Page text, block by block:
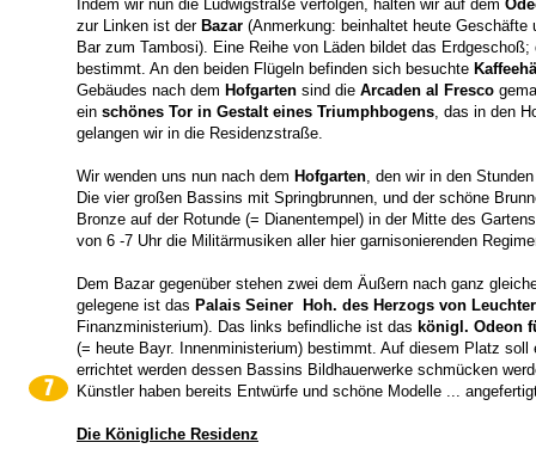
Indem wir nun die Ludwigstraße verfolgen, halten wir auf dem
zur Linken ist der Bazar (Anmerkung: beinhaltet heute Geschäfte
Bar zum Tambosi). Eine Reihe von Läden bildet das
bestimmt. An den beiden Flügeln befinden sich besuchte
Gebäudes nach dem Hofgarten sind die Arcaden al Fresco
ein schönes Tor in Gestalt eines Triumphbogens, das in den
gelangen wir in die Residenzstraße.
Wir wenden uns nun nach dem Hofgarten, den wir in den
Die vier großen Bassins mit Springbrunnen, und der schöne
Bronze auf der Rotunde (= Dianentempel) in der Mitte des
von 6 -7 Uhr die Militärmusiken aller hier garnisonierenden
Dem Bazar gegenüber stehen zwei dem Äußern nach ganz
gelegene ist das Palais Seiner Hoh. des Herzogs von
Finanzministerium). Das links befindliche ist das königl. Odeon
(= heute Bayr. Innenministerium) bestimmt. Auf diesem Platz soll
errichtet werden dessen Bassins Bildhauerwerke schmücken
Künstler haben bereits Entwürfe und schöne Modelle ...
Die Königliche Residenz
7